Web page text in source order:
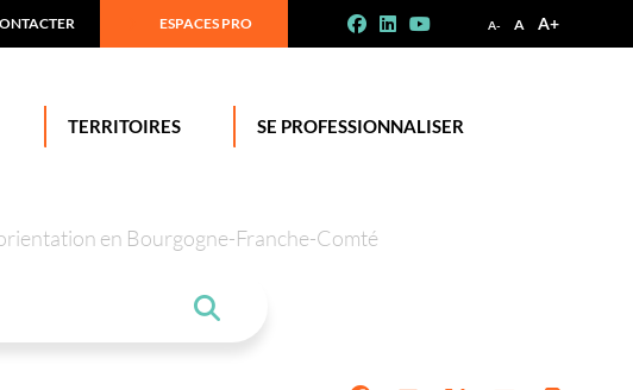
A- A A+
ESPACES PRO
TERRITOIRES SE PROFESSIONNALISER
en Bourgogne-Franche-Comté